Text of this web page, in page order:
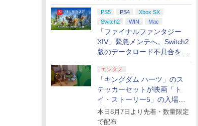
に関する不具合を修正
PS5 PS4
Xbox SX
Switch2
WIN Mac
「ファイナルファンタジー
XIV」緊急メンテへ。Switch2
版のデータロード不具合を最
適化
エンタメ
「キングダム ハーツ」のス
テッカーセットが映画「ト
イ・ストーリー5」の入場特
典として配布決定！
本日8月7日より先着・数量限定
で配布